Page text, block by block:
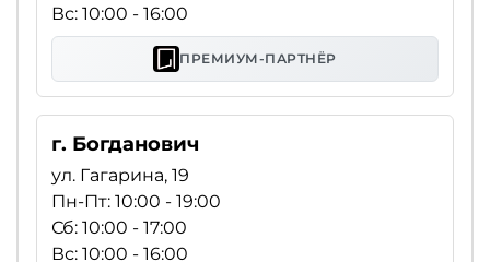
Вс: 10:00 - 16:00
ПРЕМИУМ-ПАРТНЁР
г. Богданович
ул. Гагарина, 19
Пн-Пт: 10:00 - 19:00
Сб: 10:00 - 17:00
Вс: 10:00 - 16:00